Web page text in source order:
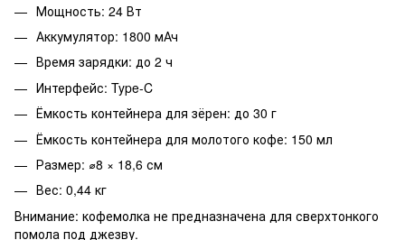
Мощность: 24 Вт
Аккумулятор: 1800 мАч
Время зарядки: до 2 ч
Интерфейс: Type-C
Ёмкость контейнера для зёрен: до 30 г
Ёмкость контейнера для молотого кофе: 150 мл
Размер: ⌀8 × 18,6 см
Вес: 0,44 кг
Внимание: кофемолка не предназначена для сверхтонкого
помола под джезву.